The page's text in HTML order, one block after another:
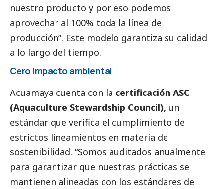
nuestro producto y por eso podemos
aprovechar al 100% toda la línea de
producción”. Este modelo garantiza su calidad
a lo largo del tiempo.
Cero impacto ambiental
Acuamaya cuenta con la certificación ASC
(Aquaculture Stewardship Council), un
estándar que verifica el cumplimiento de
estrictos lineamientos en materia de
sostenibilidad. “Somos auditados anualmente
para garantizar que nuestras prácticas se
mantienen alineadas con los estándares de